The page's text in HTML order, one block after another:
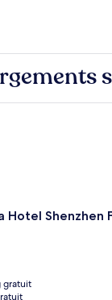
Hotel Shenzhen
gratuit
Shenzhen